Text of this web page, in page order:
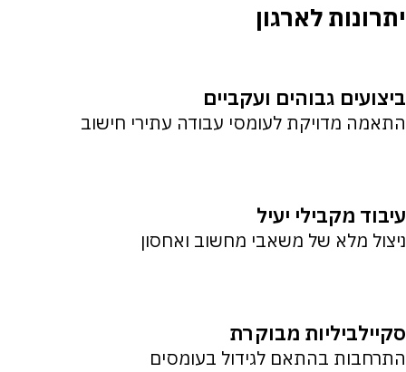
יתרונות לארגון
ביצועים גבוהים ועקביים
התאמה מדויקת לעומסי עבודה עתירי חישוב
עיבוד מקבילי יעיל
ניצול מלא של משאבי מחשוב ואחסון
סקיילביליות מבוקרת
התרחבות בהתאם לגידול בעומסים